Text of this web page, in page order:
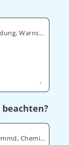
Standard Arbeitskleidung, PSA Sicherheitskleidung, Warnschutz, ESD
Zum Beispiel: Wasserabweisende, Flammenhemmd, Chemikalienabweisende